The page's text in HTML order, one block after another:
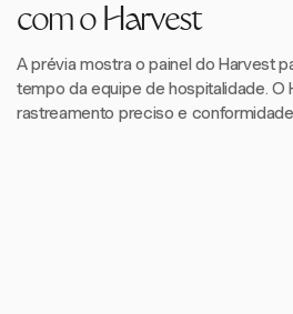
com o Harvest
A prévia mostra o painel do Harvest
tempo da equipe de hospitalidade. O
rastreamento preciso e